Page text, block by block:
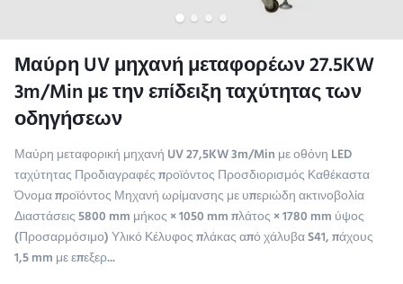
Μαύρη UV μηχανή μεταφορέων 27.5KW
3m/Min με την επίδειξη ταχύτητας των
οδηγήσεων
Μαύρη μεταφορική μηχανή UV 27,5KW 3m/Min με οθόνη LED
ταχύτητας Προδιαγραφές προϊόντος Προσδιορισμός Καθέκαστα
Όνομα προϊόντος Μηχανή ωρίμανσης με υπεριώδη ακτινοβολία
Διαστάσεις 5800 mm μήκος × 1050 mm πλάτος × 1780 mm ύψος
(Προσαρμόσιμο) Υλικό Κέλυφος πλάκας από χάλυβα S41, πάχους
1,5 mm με επεξερ...